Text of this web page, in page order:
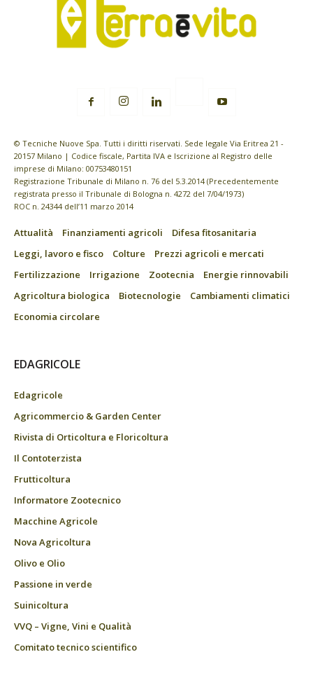
© Tecniche Nuove Spa. Tutti i diritti riservati. Sede legale Via Eritrea 21 -
20157 Milano | Codice fiscale, Partita IVA e Iscrizione al Registro delle
imprese di Milano: 00753480151
Registrazione Tribunale di Milano n. 76 del 5.3.2014 (Precedentemente
registrata presso il Tribunale di Bologna n. 4272 del 7/04/1973)
ROC n. 24344 dell’11 marzo 2014
Attualità Finanziamenti agricoli
Difesa fitosanitaria
Leggi, lavoro e fisco
Colture
Prezzi agricoli e mercati
Fertilizzazione
Irrigazione Zootecnia
Energie rinnovabili
Agricoltura biologica
Biotecnologie
Cambiamenti climatici
Economia circolare
EDAGRICOLE
Edagricole
Agricommercio & Garden Center
Rivista di Orticoltura e Floricoltura
Il Contoterzista
Frutticoltura
Informatore Zootecnico
Macchine Agricole
Nova Agricoltura
Olivo e Olio
Passione in verde
Suinicoltura
VVQ – Vigne, Vini e Qualità
Comitato tecnico scientifico